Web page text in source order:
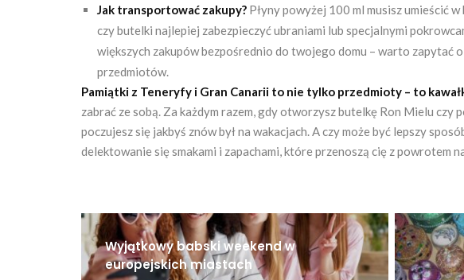
Jak transportować zakupy? Płyny powyżej 100 ml musisz umieścić
czy butelki najlepiej zabezpieczyć ubraniami lub specjalnymi
większych zakupów bezpośrednio do twojego domu – warto zapytać
przedmiotów.
Pamiątki z Teneryfy i Gran Canarii to nie tylko przedmioty – to
zabrać ze sobą. Za każdym razem, gdy otworzysz butelkę Ron Mielu czy
poczujesz się jakbyś znów był na wakacjach. A czy może być lepszy
delektowanie się smakami i zapachami, które przenoszą cię z powrotem
Wyjątkowy babski weekend w
europejskich miastach